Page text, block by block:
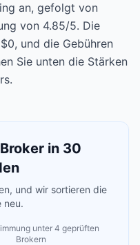
an, gefolgt von
von 4.85/5. Die
und die Gebühren
Sie unten die Stärken
in 30
und wir sortieren die
neu.
unter 4 geprüften
Brokern